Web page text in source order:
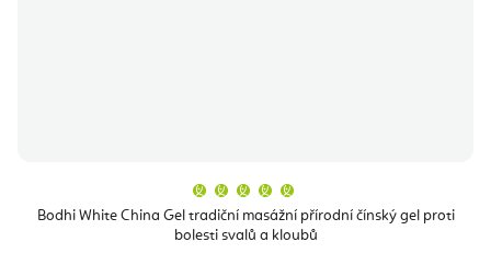
Bodhi White China Gel tradiční masážní přírodní čínský gel proti
bolesti svalů a kloubů
produktu
je
5,0